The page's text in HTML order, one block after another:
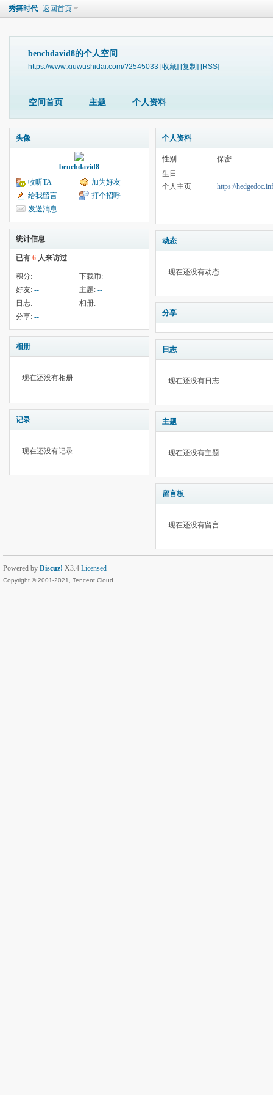
秀舞时代 返回首页
benchdavid8的个人空间
https://www.xiuwushidai.com/?2545033 [收藏] [复制] [RSS]
空间首页 主题 个人资料
头像
benchdavid8
收听TA
加为好友
给我留言
打个招呼
发送消息
统计信息
已有 6 人来访过
积分: -- 下载币: --
好友: -- 主题: --
日志: -- 相册: --
分享: --
相册
现在还没有相册
记录
现在还没有记录
个人资料
性别
保密
生日
个人主页
https://
动态
现在还没有动态
分享
日志
现在还没有日志
主题
现在还没有主题
留言板
现在还没有留言
Powered by Discuz! X3.4 Licensed
Copyright © 2001-2021, Tencent Cloud.